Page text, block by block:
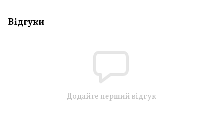
Відгуки
Додайте перший відгук